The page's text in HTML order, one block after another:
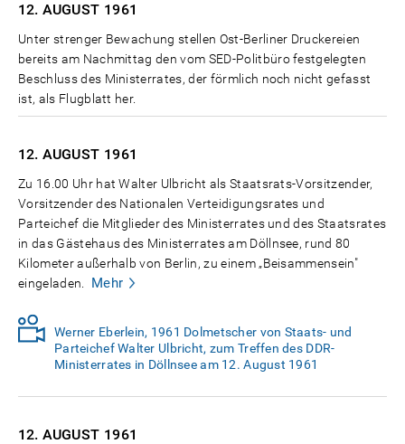
12. AUGUST 1961
Unter strenger Bewachung stellen Ost-Berliner Druckereien
bereits am Nachmittag den vom SED-Politbüro festgelegten
Beschluss des Ministerrates, der förmlich noch nicht gefasst
ist, als Flugblatt her.
12. AUGUST 1961
Zu 16.00 Uhr hat Walter Ulbricht als Staatsrats-Vorsitzender,
Vorsitzender des Nationalen Verteidigungsrates und
Parteichef die Mitglieder des Ministerrates und des Staatsrates
in das Gästehaus des Ministerrates am Döllnsee, rund 80
Kilometer außerhalb von Berlin, zu einem „Beisammensein"
eingeladen.
Mehr
Werner Eberlein, 1961 Dolmetscher von Staats- und
Parteichef Walter Ulbricht, zum Treffen des DDR-
Ministerrates in Döllnsee am 12. August 1961
12. AUGUST 1961